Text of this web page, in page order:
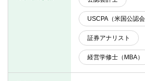
女性会計士の
個別転職相談
転職お役立ち
USCPA（米国公認会
証券アナリスト
経営学修士（MBA）